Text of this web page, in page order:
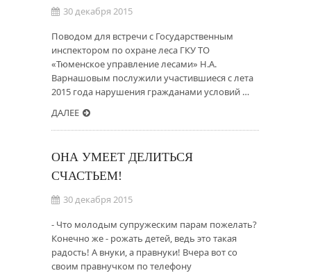
30 декабря 2015
Поводом для встречи с Государственным
инспектором по охране леса ГКУ ТО
«Тюменское управление лесами» Н.А.
Варнашовым послужили участившиеся с лета
2015 года нарушения гражданами условий …
ДАЛЕЕ
ОНА УМЕЕТ ДЕЛИТЬСЯ
СЧАСТЬЕМ!
30 декабря 2015
- Что молодым супружеским парам пожелать?
Конечно же - рожать детей, ведь это такая
радость! А внуки, а правнуки! Вчера вот со
своим правнучком по телефону